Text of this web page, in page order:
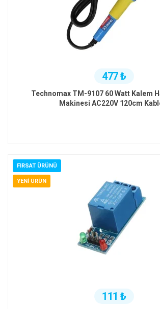
477 ₺
Technomax TM-9107 60 Watt Kalem
Makinesi AC220V 120cm
FIRSAT ÜRÜNÜ
YENI ÜRÜN
111 ₺